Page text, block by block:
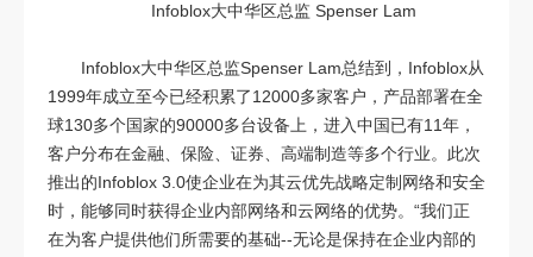
Infoblox大中华区总监 Spenser Lam
Infoblox大中华区总监Spenser Lam总结到，Infoblox从
1999年成立至今已经积累了12000多家客户，产品部署在全
球130多个国家的90000多台设备上，进入中国已有11年，
客户分布在金融、保险、证券、高端制造等多个行业。此次
推出的Infoblox 3.0使企业在为其云优先战略定制网络和安全
时，能够同时获得企业内部网络和云网络的优势。“我们正
在为客户提供他们所需要的基础--无论是保持在企业内部的